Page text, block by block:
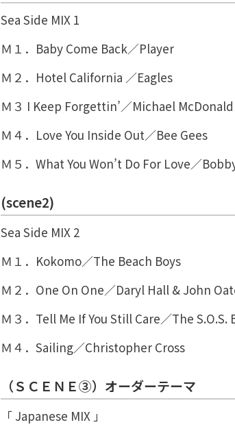
Sea Side MIX 1
Ｍ１．Baby Come Back／Player
Ｍ２．Hotel California ／Eagles
Ｍ３ I Keep Forgettin’／Michael McDonald
Ｍ４．Love You Inside Out／Bee Gees
Ｍ５．What You Won’t Do For Love／
(scene2)
Sea Side MIX 2
Ｍ１．Kokomo／The Beach Boys
Ｍ２．One On One／Daryl Hall & John
Ｍ３．Tell Me If You Still Care／The S.O.S.
Ｍ４．Sailing／Christopher Cross
（ＳＣＥＮＥ③）オーダーテーマ
「 Japanese MIX 」